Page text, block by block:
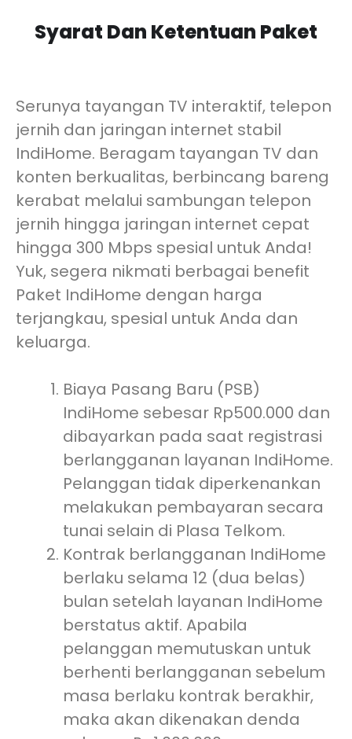
Syarat Dan Ketentuan Paket
Serunya tayangan TV interaktif, telepon
jernih dan jaringan internet stabil
IndiHome. Beragam tayangan TV dan
konten berkualitas, berbincang bareng
kerabat melalui sambungan telepon
jernih hingga jaringan internet cepat
hingga 300 Mbps spesial untuk Anda!
Yuk, segera nikmati berbagai benefit
Paket IndiHome dengan harga
terjangkau, spesial untuk Anda dan
keluarga.
Biaya Pasang Baru (PSB)
IndiHome sebesar Rp500.000 dan
dibayarkan pada saat registrasi
berlangganan layanan IndiHome.
Pelanggan tidak diperkenankan
melakukan pembayaran secara
tunai selain di Plasa Telkom.
Kontrak berlangganan IndiHome
berlaku selama 12 (dua belas)
bulan setelah layanan IndiHome
berstatus aktif. Apabila
pelanggan memutuskan untuk
berhenti berlangganan sebelum
masa berlaku kontrak berakhir,
maka akan dikenakan denda